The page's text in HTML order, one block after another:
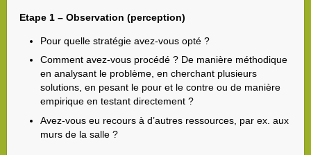
Etape 1 – Observation (perception)
Pour quelle stratégie avez-vous opté ?
Comment avez-vous procédé ? De manière méthodique
en analysant le problème, en cherchant plusieurs
solutions, en pesant le pour et le contre ou de manière
empirique en testant directement ?
Avez-vous eu recours à d’autres ressources, par ex. aux
murs de la salle ?